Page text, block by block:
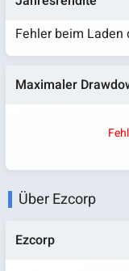
Fehler beim Laden
Maximaler
Über Ezcorp
Ezcorp